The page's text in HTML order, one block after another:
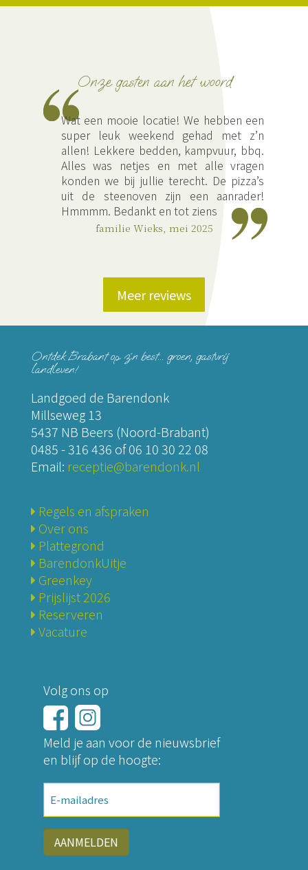
Onze gasten aan het woord
Wat een mooie locatie! We hebben een
super leuk weekend gehad met z’n
allen! Lekkere bedden, kampvuur, bbq.
Alles was netjes en met alle vragen
konden we bij jullie terecht. De pizza’s
uit de steenoven zijn een aanrader!
Hmmmm. Bedankt en tot ziens
familie Wieks, mei 2025
Meer reviews
Ontdek Brabant op z´n best... groen, gastvrij
landleven!
Landgoed de Barendonk
Millseweg 13
5437 NB Beers (Noord-Brabant)
0485 - 316 436 of06 10 30 22 08
Email: receptie@barendonk.nl
Regels en afspraken
Over ons
Plattegrond
BarendonkUitje
Greenkey
Prijslijst 2026
Reserveren
Vacature
Volg ons op
Meld je aan voor de nieuwsbrief
en blijf op de hoogte:
mailadres
AANMELDEN